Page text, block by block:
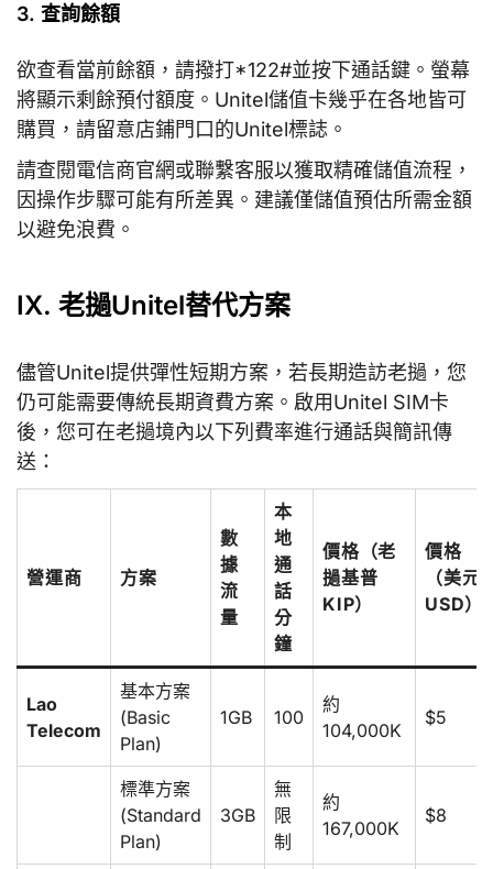
3. 查詢餘額
欲查看當前餘額，請撥打*122#並按下通話鍵。螢幕
將顯示剩餘預付額度。Unitel儲值卡幾乎在各地皆可
購買，請留意店鋪門口的Unitel標誌。
請查閱電信商官網或聯繫客服以獲取精確儲值流程，
因操作步驟可能有所差異。建議僅儲值預估所需金額
以避免浪費。
IX. 老撾Unitel替代方案
儘管Unitel提供彈性短期方案，若長期造訪老撾，您
仍可能需要傳統長期資費方案。啟用Unitel SIM卡
後，您可在老撾境內以下列費率進行通話與簡訊傳
送：
營運商 方案
數
據
流
量
本
地
通
話
分
鐘
價格（老
撾基普
KIP）
價格
（美元
USD）
Lao
Telecom
基本方案
(Basic
Plan)
1GB 100
約
104,000K
$5
標準方案
(Standard
Plan)
3GB
無
限
制
約
167,000K
$8